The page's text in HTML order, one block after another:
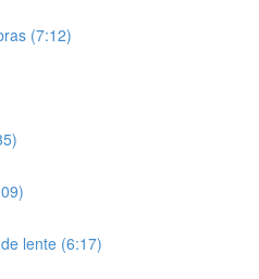
(7:12)
lente (6:17)